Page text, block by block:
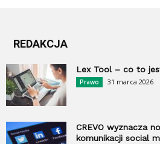
REDAKCJA
Lex Tool – co to
Prawo 31 marca 2026
CREVO wyznacza
komunikacji social